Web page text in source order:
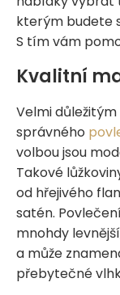
kterým budete
S tím vám
Kvalitní
Velmi
správného
volbou jsou
Takové
od hřejivého
satén.
mnohdy
a může
přebytečné